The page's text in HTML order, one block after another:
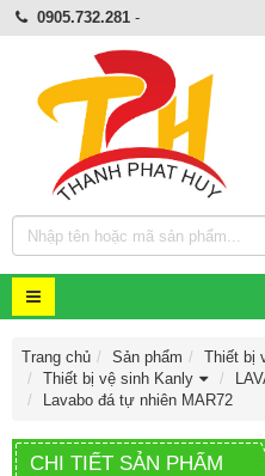
0905.732.281-
Trang chủ Sản phẩm
Thiết bị
Thiết bị vệ sinh Kanly
Lavabo đá tự nhiên MAR72
CHI TIẾT SẢN PHẨM